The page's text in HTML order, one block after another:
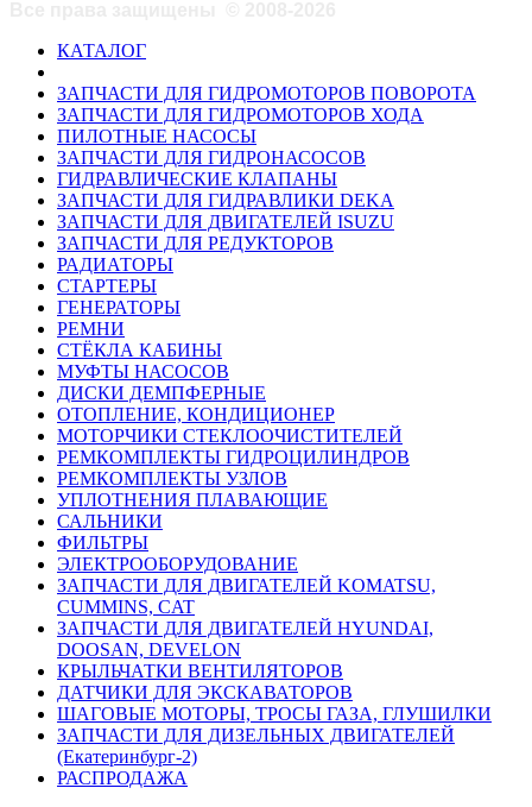
КАТАЛОГ
ЗАПЧАСТИ ДЛЯ ГИДРОМОТОРОВ ПОВОРОТА
ЗАПЧАСТИ ДЛЯ ГИДРОМОТОРОВ ХОДА
ПИЛОТНЫЕ НАСОСЫ
ЗАПЧАСТИ ДЛЯ ГИДРОНАСОСОВ
ГИДРАВЛИЧЕСКИЕ КЛАПАНЫ
ЗАПЧАСТИ ДЛЯ ГИДРАВЛИКИ DEKA
ЗАПЧАСТИ ДЛЯ ДВИГАТЕЛЕЙ ISUZU
ЗАПЧАСТИ ДЛЯ РЕДУКТОРОВ
РАДИАТОРЫ
СТАРТЕРЫ
ГЕНЕРАТОРЫ
РЕМНИ
СТЁКЛА КАБИНЫ
МУФТЫ НАСОСОВ
ДИСКИ ДЕМПФЕРНЫЕ
ОТОПЛЕНИЕ, КОНДИЦИОНЕР
МОТОРЧИКИ СТЕКЛООЧИСТИТЕЛЕЙ
РЕМКОМПЛЕКТЫ ГИДРОЦИЛИНДРОВ
РЕМКОМПЛЕКТЫ УЗЛОВ
УПЛОТНЕНИЯ ПЛАВАЮЩИЕ
САЛЬНИКИ
ФИЛЬТРЫ
ЭЛЕКТРООБОРУДОВАНИЕ
ЗАПЧАСТИ ДЛЯ ДВИГАТЕЛЕЙ KOMATSU,
CUMMINS, CAT
ЗАПЧАСТИ ДЛЯ ДВИГАТЕЛЕЙ HYUNDAI,
DOOSAN, DEVELON
КРЫЛЬЧАТКИ ВЕНТИЛЯТОРОВ
ДАТЧИКИ ДЛЯ ЭКСКАВАТОРОВ
ШАГОВЫЕ МОТОРЫ, ТРОСЫ ГАЗА, ГЛУШИЛКИ
ЗАПЧАСТИ ДЛЯ ДИЗЕЛЬНЫХ ДВИГАТЕЛЕЙ
(Екатеринбург-2)
РАСПРОДАЖА